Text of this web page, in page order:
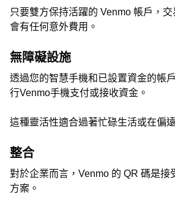
只要雙方保持活躍的 Venmo 帳戶，
會有任何意外費用。
無障礙設施
透過您的智慧手機和已設置資金的帳
行Venmo手機支付或接收資金。
這種靈活性適合過著忙碌生活或在偏
整合
對於企業而言，Venmo 的 QR 碼是接
方案。